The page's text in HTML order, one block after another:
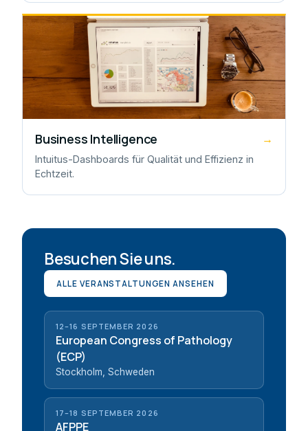
Business Intelligence →
Intuitus-Dashboards für Qualität und Effizienz in
Echtzeit.
Besuchen Sie uns.
ALLE VERANSTALTUNGEN ANSEHEN
12–16 SEPTEMBER 2026
European Congress of Pathology
(ECP)
Stockholm, Schweden
17–18 SEPTEMBER 2026
AFPPE